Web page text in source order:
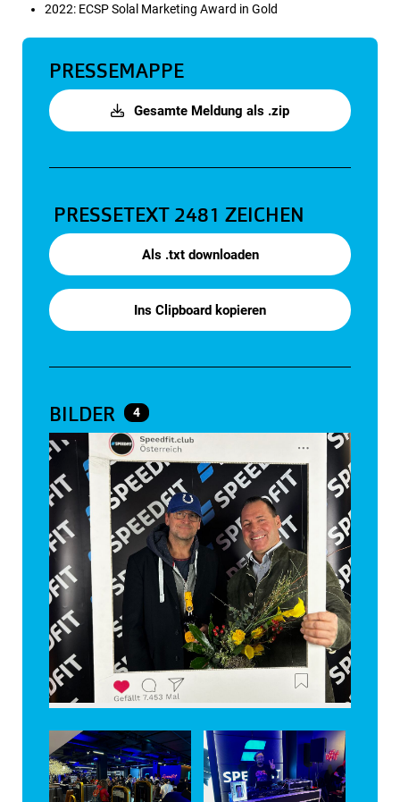
2022: ECSP Solal Marketing Award in Gold
PRESSEMAPPE
Gesamte Meldung als .zip
PRESSETEXT 2481 ZEICHEN
Als .txt downloaden
Ins Clipboard kopieren
BILDER 4